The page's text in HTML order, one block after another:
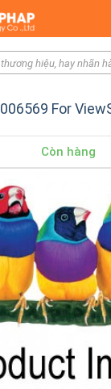
For
Còn hàng